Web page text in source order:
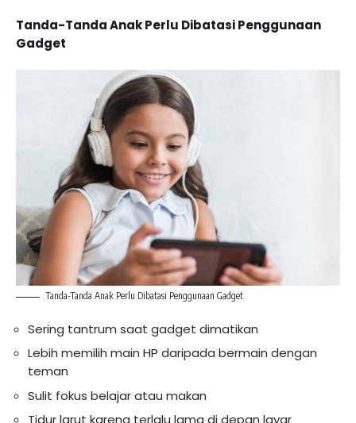
Tanda-Tanda Anak Perlu Dibatasi Penggunaan
Gadget
Tanda-Tanda Anak Perlu Dibatasi Penggunaan Gadget
Sering tantrum saat gadget dimatikan
Lebih memilih main HP daripada bermain dengan
teman
Sulit fokus belajar atau makan
Tidur larut karena terlalu lama di depan layar